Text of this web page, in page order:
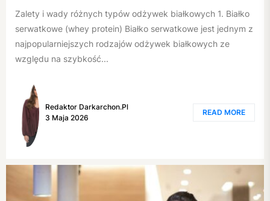
Zalety i wady różnych typów odżywek białkowych 1. Białko
serwatkowe (whey protein) Białko serwatkowe jest jednym z
najpopularniejszych rodzajów odżywek białkowych ze
względu na szybkość...
Redaktor Darkarchon.pl
3 Maja 2026
READ MORE